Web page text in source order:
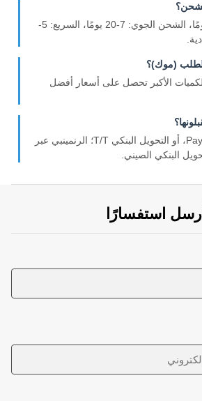
الشحن البحري: 20-45 يومًا، الشحن الجوي: 7-20 يومًا، السريع: 5-
الطلب (موك)؟
الأكبر تحصل على أسعار أفضل
الدولار الأمريكي عبر PayPal، أو التحويل البنكي T/T؛ الرنمينبي عبر
أرسل استفسارًا